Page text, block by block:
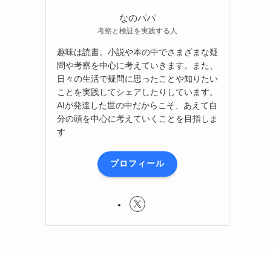
なのパパ
考察と検証を実践する人
趣味は読書。小説や本の中でさまざまな疑
問や考察を中心に考えていきます。また、
日々の生活で疑問に思ったことや知りたい
ことを実践してシェアしたりしています。
AIが発達した世の中だからこそ、あえて自
分の頭を中心に考えていくことを目指しま
す
プロフィール